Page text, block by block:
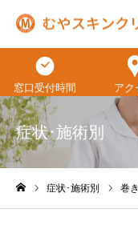
窓口受付時間 アク
症状･施術別
症状･施術別 巻